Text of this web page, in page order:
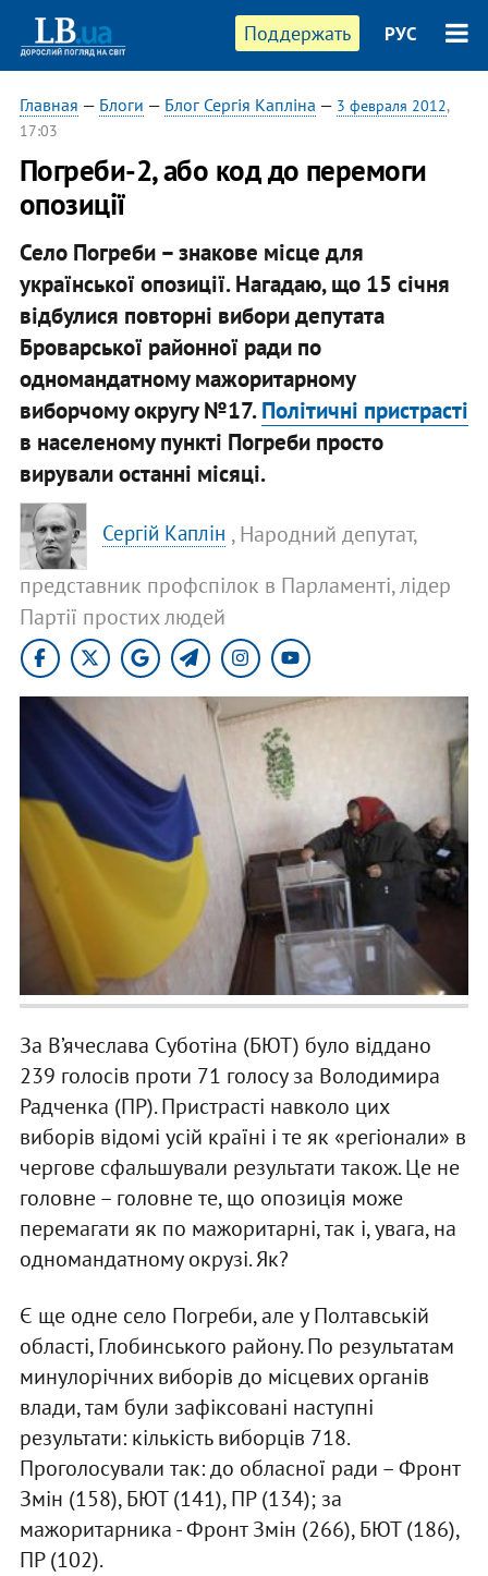
Поддержать РУС
Главная — Блоги — Блог Сергія Капліна — 3 февраля 2012,
17:03
Погреби-2, або код до перемоги
опозиції
Село Погреби – знакове місце для
української опозиції. Нагадаю, що 15 січня
відбулися повторні вибори депутата
Броварської районної ради по
одномандатному мажоритарному
виборчому округу №17.Політичні пристрасті
в населеному пункті Погреби просто
вирували останні місяці.
Сергій Каплін , Народний депутат,
представник профспілок в Парламенті, лідер
Партії простих людей
За В’ячеслава Суботіна (БЮТ) було віддано
239 голосів проти 71 голосу за Володимира
Радченка (ПР). Пристрасті навколо цих
виборів відомі усій країні і те як «регіонали» в
чергове сфальшували результати також. Це не
головне – головне те, що опозиція може
перемагати як по мажоритарні, так і, увага, на
одномандатному окрузі. Як?
Є ще одне село Погреби, але у Полтавській
області, Глобинського району. По результатам
минулорічних виборів до місцевих органів
влади, там були зафіксовані наступні
результати: кількість виборців 718.
Проголосували так: до обласної ради – Фронт
Змін (158), БЮТ (141), ПР (134); за
мажоритарника - Фронт Змін (266), БЮТ (186),
ПР (102).